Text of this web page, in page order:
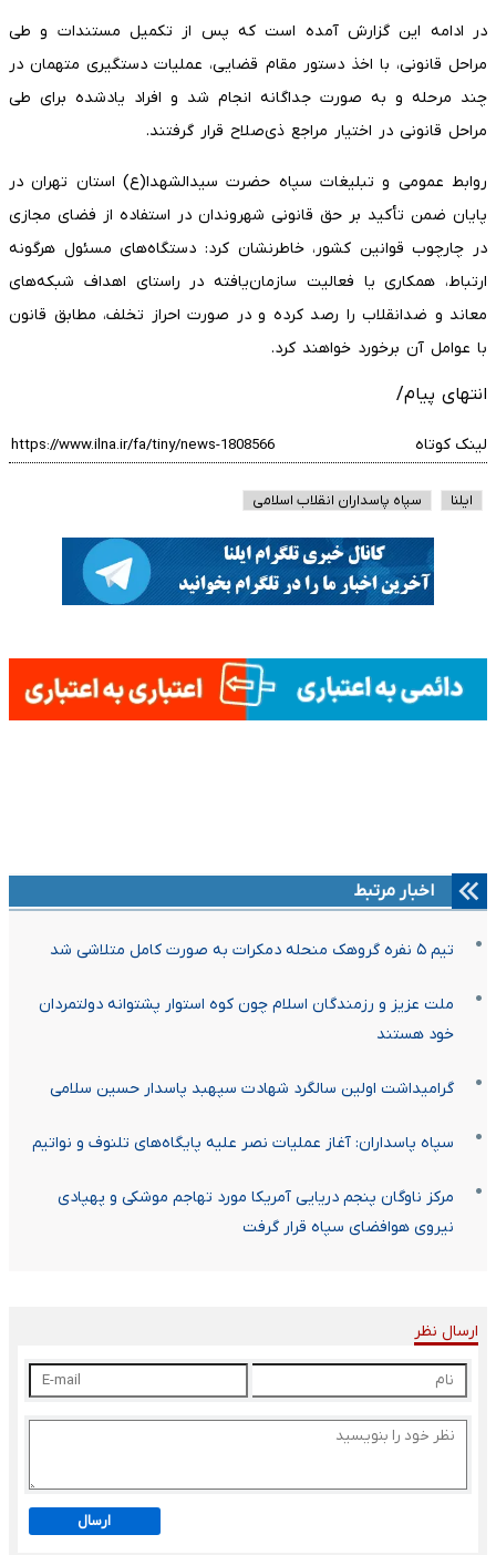
در ادامه این گزارش آمده است که پس از تکمیل مستندات و طی
مراحل قانونی، با اخذ دستور مقام قضایی، عملیات دستگیری متهمان در
چند مرحله و به صورت جداگانه انجام شد و افراد یادشده برای طی
مراحل قانونی در اختیار مراجع ذی‌صلاح قرار گرفتند.
روابط عمومی و تبلیغات سپاه حضرت سیدالشهدا(ع) استان تهران در
پایان ضمن تأکید بر حق قانونی شهروندان در استفاده از فضای مجازی
در چارچوب قوانین کشور، خاطرنشان کرد: دستگاه‌های مسئول هرگونه
ارتباط، همکاری یا فعالیت سازمان‌یافته در راستای اهداف شبکه‌های
معاند و ضدانقلاب را رصد کرده و در صورت احراز تخلف، مطابق قانون
با عوامل آن برخورد خواهند کرد.
انتهای پیام/
لینک کوتاه
ایلنا سپاه پاسداران انقلاب اسلامی
اخبار مرتبط
تیم ۵ نفره گروهک منحله دمکرات به صورت کامل متلاشی شد
ملت عزیز و رزمندگان اسلام چون کوه استوار پشتوانه دولتمردان
خود هستند
گرامیداشت اولین سالگرد شهادت سپهبد پاسدار حسین سلامی
سپاه پاسداران: آغاز عملیات نصر علیه پایگاه‌های تلنوف و نواتیم
مرکز ناوگان پنجم دریایی آمریکا مورد تهاجم موشکی و پهپادی
نیروی هوافضای سپاه قرار گرفت
ارسال نظر
ارسال